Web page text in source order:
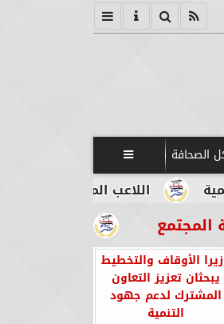
الصحافة 
المصري الإيطالي طه أبو
المجتمع
الأوقاف والتخطيط
يبحثان تعزيز التعاون
المشترك لدعم جهود
التنمية